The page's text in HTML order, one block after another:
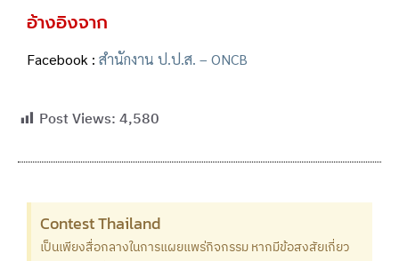
อ้างอิงจาก
Facebook : สำนักงาน ป.ป.ส. – ONCB
Post Views:4,580
Contest Thailand
เป็นเพียงสื่อกลางในการแผยแพร่กิจกรรม หากมีข้อสงสัยเกี่ยว